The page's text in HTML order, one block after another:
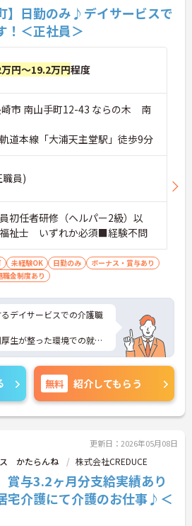
】日勤のみ♪デイサービスで
！＜正社員＞
円～19.2万円程度
崎市 南山手町12-43 ならの木 南
道本線「大浦天主堂駅」徒歩9分
員)
初任者研修（ヘルパー2級）以
福祉士 いずれか必須■経験不問
未経験OK 日勤のみ
ボーナス・賞与あり
職金制度あり
デイサービスでの介護職
生が整った環境での就業
く面接ポイント等お伝え
お気軽にご相談くださ
無料 紹介してもらう
更新日：2026年05月08日
ス かたらんね 株式会社CREDUCE
賞与3.2ヶ月分支給実績あり
宅介護にて介護のお仕事♪＜